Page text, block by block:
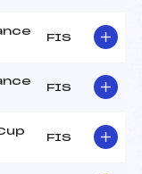
FIS
FIS
FIS